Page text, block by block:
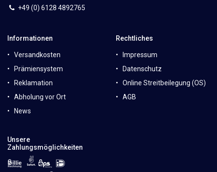
+49 (0) 6128 4892765
Informationen
Versandkosten
Prämiensystem
Reklamation
Abholung vor Ort
News
Rechtliches
Impressum
Datenschutz
Online Streitbeilegung (OS)
AGB
Unsere
Zahlungsmöglichkeiten